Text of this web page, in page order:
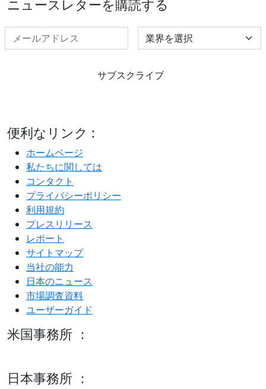
ニュースレターを購読する
Select Industry
サブスクライブ
便利なリンク :
ホームページ
私たちに関しては
コンタクト
プライバシーポリシー
利用規約
プレスリリース
レポート
サイトマップ
当社の能力
日本のニュース
市場調査資料
ユーザーガイド
米国事務所 ：
日本事務所 ：